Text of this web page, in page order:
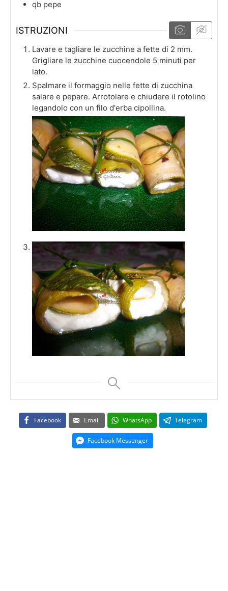
qb pepe
ISTRUZIONI
Lavare e tagliare le zucchine a fette di 2 mm.
Grigliare le zucchine cuocendole 5 minuti per
lato.
Spalmare il formaggio nelle fette di zucchina
salare e pepare. Arrotolare e chiudere il rotolino
legandolo con un filo d'erba cipollina.
Facebook Email WhatsApp Telegram
Facebook Messenger